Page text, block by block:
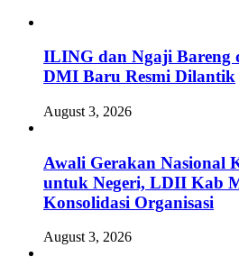
ILING dan Ngaji Bareng
DMI Baru Resmi Dilantik
August 3, 2026
Awali Gerakan Nasional
untuk Negeri, LDII Kab
Konsolidasi Organisasi
August 3, 2026